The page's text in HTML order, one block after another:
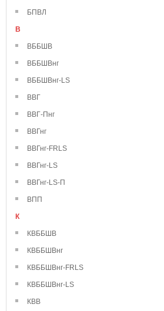
БПВЛ
В
ВББШВ
ВББШВнг
ВББШВнг-LS
ВВГ
ВВГ-Пнг
ВВГнг
ВВГнг-FRLS
ВВГнг-LS
ВВГнг-LS-П
ВПП
К
КВББШВ
КВББШВнг
КВББШВнг-FRLS
КВББШВнг-LS
КВВ